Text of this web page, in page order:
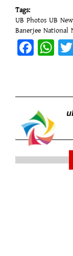
Tags
UB Photos UB
Banerjee National